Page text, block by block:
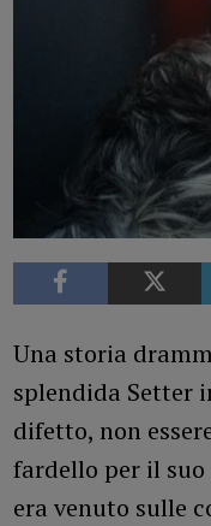
Una storia
splendida Setter
difetto, non
fardello per il
era venuto sulle